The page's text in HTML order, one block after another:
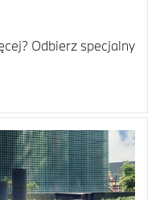
Odbierz specjalny